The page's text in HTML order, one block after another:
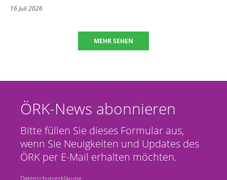
16 Juli 2026
MEHR SEHEN
ÖRK-News abonnieren
Bitte füllen Sie dieses Formular aus,
wenn Sie Neuigkeiten und Updates des
ÖRK per E-Mail erhalten möchten.
Datenschutzerklärung